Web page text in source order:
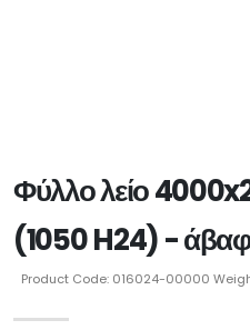
Φύλλο λείο
(1050 H24) -
Product Code: 016024-00000